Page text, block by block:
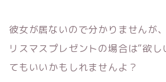
彼女が居ないので分かりませんが
リスマスプレゼントの場合は“欲し
てもいいかもしれませんよ？